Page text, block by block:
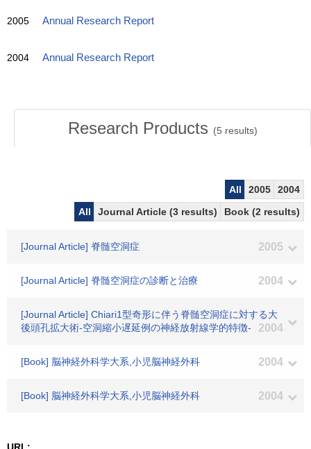
2005 Annual Research Report
2004 Annual Research Report
Research Products (5 results)
All 2005
2004
All
Journal Article (3 results) Book (2 results)
[Journal Article] 脊髄空洞症 2005
[Journal Article] 脊髄空洞症の診断と治療 2004
[Journal Article] Chiari1型奇形に伴う脊髄空洞症に対する大
後頭孔拡大術-空洞縮小遅延例の神経放射線学的特徴-
2004
[Book] 脳神経外科学大系,小児脳神経外科 2004
[Book] 脳神経外科学大系,小児脳神経外科 2004